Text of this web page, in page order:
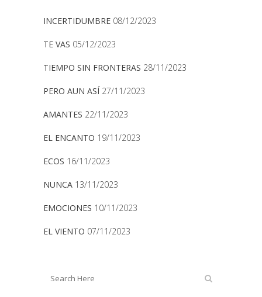
INCERTIDUMBRE 08/12/2023
TE VAS 05/12/2023
TIEMPO SIN FRONTERAS 28/11/2023
PERO AUN ASÍ 27/11/2023
AMANTES 22/11/2023
EL ENCANTO 19/11/2023
ECOS 16/11/2023
NUNCA 13/11/2023
EMOCIONES 10/11/2023
EL VIENTO 07/11/2023